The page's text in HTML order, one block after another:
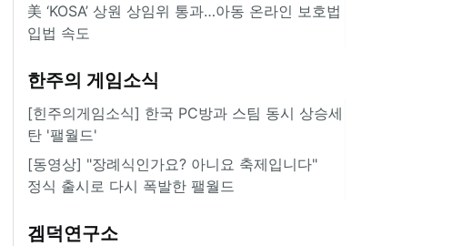
美 ‘KOSA’ 상원 상임위 통과…아동 온라인 보호법
입법 속도
한주의 게임소식
[힌주의게임소식] 한국 PC방과 스팀 동시 상승세
탄 '팰월드'
[동영상] "장례식인가요? 아니요 축제입니다"
정식 출시로 다시 폭발한 팰월드
겜덕연구소